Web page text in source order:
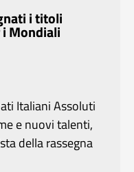
i titoli
Mondiali
Italiani Assoluti
e nuovi talenti,
della rassegna